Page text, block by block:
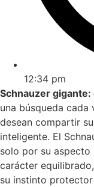
12:34 pm
Schnauzer
una búsqueda cada
desean compartir
inteligente. El
solo por su aspecto
carácter
su instinto